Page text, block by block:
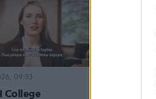
College
09:33